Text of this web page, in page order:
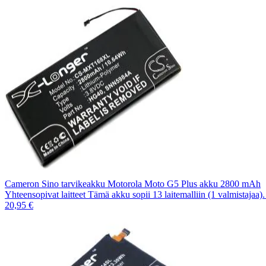
Cameron Sino tarvikeakku Motorola Moto G5 Plus akku 2800 mAh
Yhteensopivat laitteet Tämä akku sopii 13 laitemalliin (1
20,95 €